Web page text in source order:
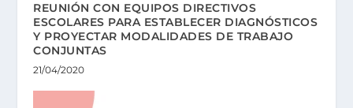
REUNIÓN CON EQUIPOS DIRECTIVOS
ESCOLARES PARA ESTABLECER DIAGNÓSTICOS
Y PROYECTAR MODALIDADES DE TRABAJO
CONJUNTAS
21/04/2020